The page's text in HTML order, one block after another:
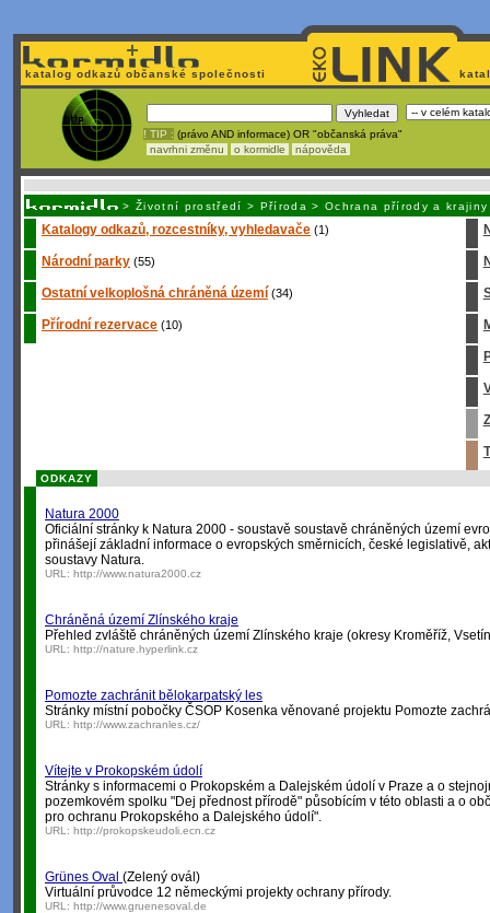
katalog odkazů občanské společnosti
! TIP : (právo AND informace) OR "občanská práva"
navrhni změnu
o kormidle nápověda
> Životní prostředí > Příroda >Ochrana přírody a krajiny
Katalogy odkazů, rozcestníky, vyhledavače (1)
Národní parky (55)
Ostatní velkoplošná chráněná území (34)
Přírodní rezervace (10)
ODKAZY
Natura 2000
Oficiální stránky k Natura 2000 - soustavě soustavě chráněných území
přinášejí základní informace o evropských směrnicích, české legislativě,
soustavy Natura.
URL: http://www.natura2000.cz
Chráněná území Zlínského kraje
Přehled zvláště chráněných území Zlínského kraje (okresy Kroměříž,
URL: http://nature.hyperlink.cz
Pomozte zachránit bělokarpatský les
Stránky místní pobočky ČSOP Kosenka věnované projektu Pomozte
URL: http://www.zachranles.cz/
Vítejte v Prokopském údolí
Stránky s informacemi o Prokopském a Dalejském údolí v Praze a o
pozemkovém spolku "Dej přednost přírodě" působícím v této oblasti a o
pro ochranu Prokopského a Dalejského údolí".
URL: http://prokopskeudoli.ecn.cz
Grünes Oval (Zelený ovál)
Virtuální průvodce 12 německými projekty ochrany přírody.
URL: http://www.gruenesoval.de